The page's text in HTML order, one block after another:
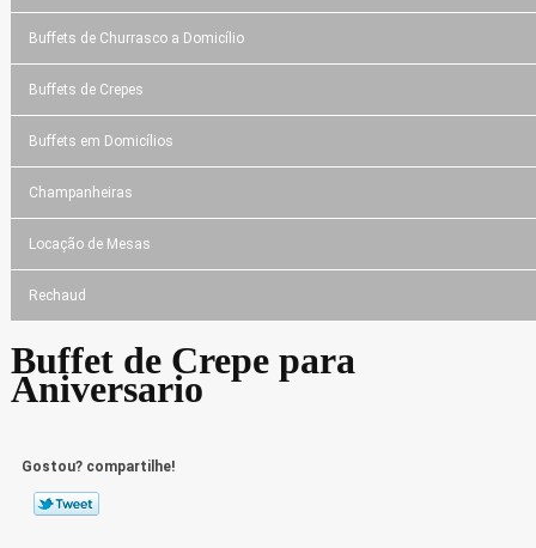
Buffets de Churrasco a Domicílio
Buffets de Crepes
Buffets em Domicílios
Champanheiras
Locação de Mesas
Rechaud
Buffet de Crepe para
Aniversario
Gostou? compartilhe!